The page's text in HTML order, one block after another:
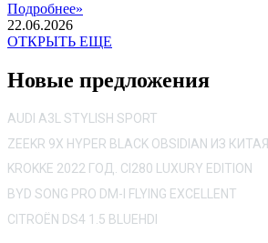
Подробнее»
22.06.2026
ОТКРЫТЬ ЕЩЕ
Новые предложения
AUDI A3L STYLISH SPORT
ZEEKR 9X HYPER BLACK OBSIDIAN ИЗ КИТАЯ
KROKKE 2022 ГОД. CI280 LUXURY EDITION
BYD SONG PRO DM-I FLYING EXCELLENT
CITROËN DS4 1.5 BLUEHDI